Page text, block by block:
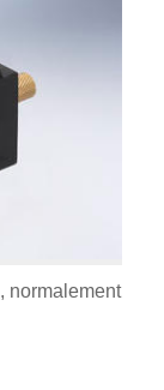
normalement